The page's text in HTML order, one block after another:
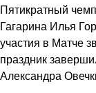
Пятикратный
Гагарина Илья
участия в Матче
праздник
Александра